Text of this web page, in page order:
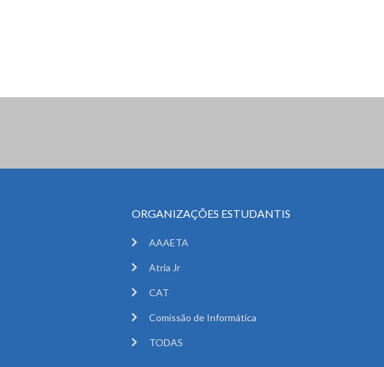
ORGANIZAÇÕES ESTUDANTIS
AAAETA
Atria Jr
CAT
Comissão de Informática
TODAS